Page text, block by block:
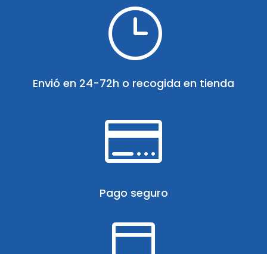
}
Envió en 24-72h o recogida en tienda

Pago seguro